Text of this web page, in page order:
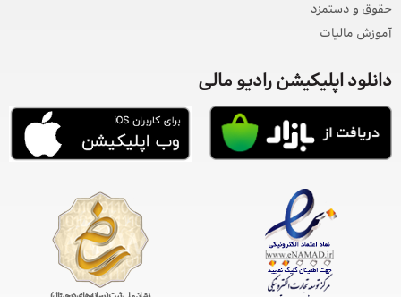
حقوق و دستمزد
آموزش مالیات
دانلود اپلیکیشن رادیو مالی